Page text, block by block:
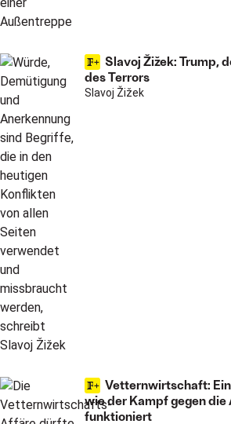
Slavoj Žižek: Trump,
des Terrors
Slavoj Žižek
Vetternwirtschaft:
wie der Kampf gegen die
funktioniert